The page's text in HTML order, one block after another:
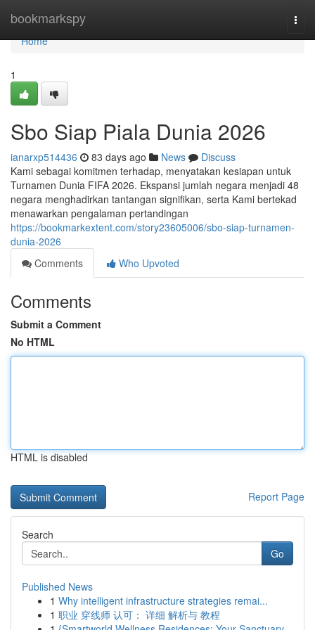
bookmarkspy
Home
Home
1
Sbo Siap Piala Dunia 2026
ianarxp514436 83 days ago News
Discuss
Kami sebagai komitmen terhadap, menyatakan kesiapan untuk
Turnamen Dunia FIFA 2026. Ekspansi jumlah negara menjadi 48
negara menghadirkan tantangan signifikan, serta Kami bertekad
menawarkan pengalaman pertandingan
https://bookmarkextent.com/story23605006/sbo-siap-turnamen-
dunia-2026
Comments
Who Upvoted
Comments
Submit a Comment
No HTML
HTML is disabled
Report Page
Search
Go
Published News
1 Why intelligent infrastructure strategies remai...
1 职业 穿线师 认可： 详细 解析与 教程